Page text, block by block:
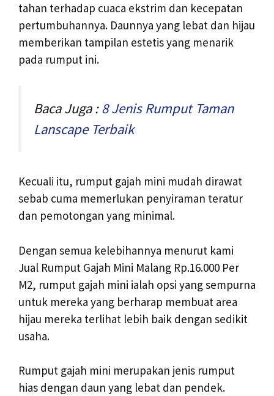
tahan terhadap cuaca ekstrim dan kecepatan
pertumbuhannya. Daunnya yang lebat dan hijau
memberikan tampilan estetis yang menarik
pada rumput ini.
Baca Juga :8 Jenis Rumput Taman
Lanscape Terbaik
Kecuali itu, rumput gajah mini mudah dirawat
sebab cuma memerlukan penyiraman teratur
dan pemotongan yang minimal.
Dengan semua kelebihannya menurut kami
Jual Rumput Gajah Mini Malang Rp.16.000 Per
M2, rumput gajah mini ialah opsi yang sempurna
untuk mereka yang berharap membuat area
hijau mereka terlihat lebih baik dengan sedikit
usaha.
Rumput gajah mini merupakan jenis rumput
hias dengan daun yang lebat dan pendek.